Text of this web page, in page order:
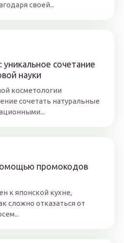
своей...
сочетание
науки
косметологии
сочетать натуральные
промокодов
к японской кухне,
сложно отказаться от